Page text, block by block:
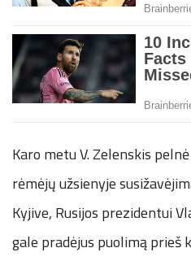
Karo metu V. Zelenskis
rėmėjų užsienyje
Kyjive, Rusijos prezidentui
gale pradėjus puolimą prieš